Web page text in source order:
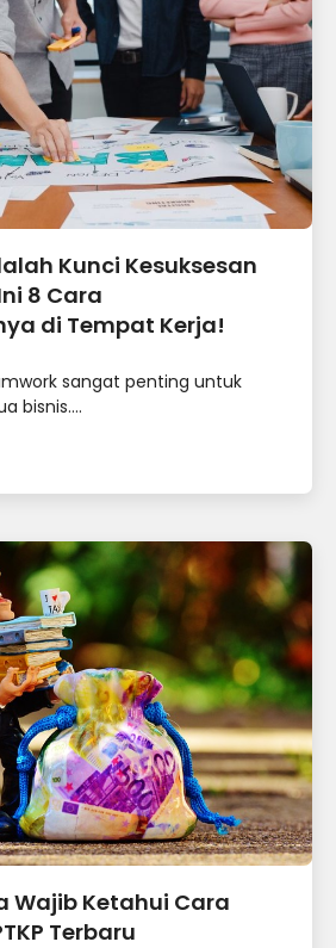
Kunci Kesuksesan
8 Cara
di Tempat Kerja!
sangat penting untuk
bisnis....
Wajib Ketahui Cara
Terbaru